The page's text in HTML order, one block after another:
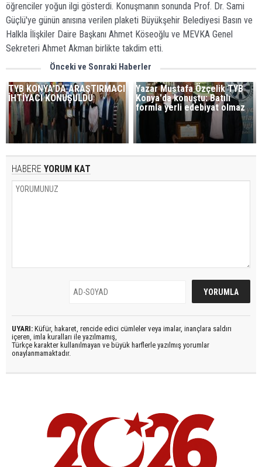
öğrenciler yoğun ilgi gösterdi. Konuşmanın sonunda Prof. Dr. Sami
Güçlü'ye günün anısına verilen plaketi Büyükşehir Belediyesi Basın ve
Halkla İlişkiler Daire Başkanı Ahmet Köseoğlu ve MEVKA Genel
Sekreteri Ahmet Akman birlikte takdim etti.
Önceki ve Sonraki Haberler
TYB KONYA'DA ARAŞTIRMACI
İHTİYACI KONUŞULDU
Yazar Mustafa Özçelik TYB
Konya'da konuştu: Batılı
formla yerli edebiyat olmaz
HABERE YORUM KAT
UYARI: Küfür, hakaret, rencide edici cümleler veya imalar, inançlara saldırı
içeren, imla kuralları ile yazılmamış,
Türkçe karakter kullanılmayan ve büyük harflerle yazılmış yorumlar
onaylanmamaktadır.